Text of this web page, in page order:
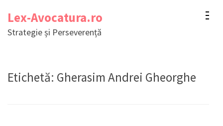
conținut
Lex-Avocatura.ro
Strategie și Perseverență
Etichetă: Gherasim Andrei Gheorghe